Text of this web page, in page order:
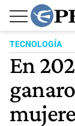
TECNOLOGÍA
En